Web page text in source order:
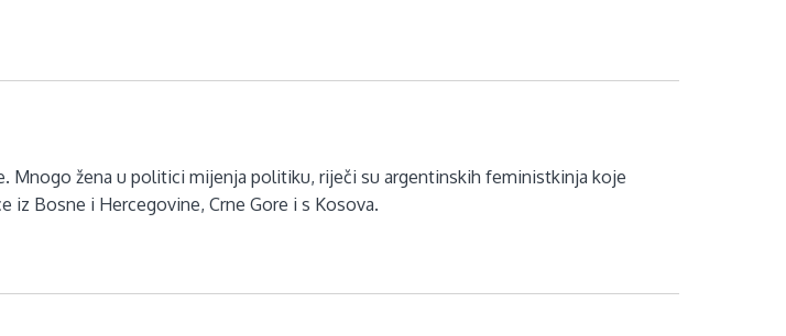
Mnogo žena u politici mijenja politiku, riječi su argentinskih feministkinja koje
iz Bosne i Hercegovine, Crne Gore i s Kosova.